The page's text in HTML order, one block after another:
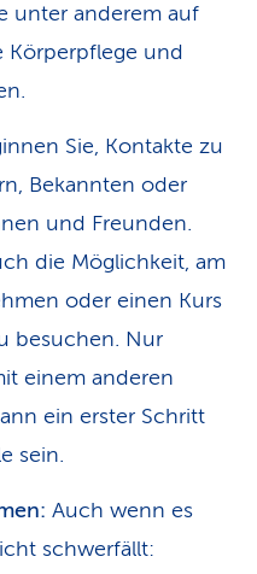
unter anderem auf
Körperpflege und
Sie, Kontakte zu
Bekannten oder
und Freunden.
die Möglichkeit, am
oder einen Kurs
besuchen. Nur
einem anderen
ein erster Schritt
sein.
Auch wenn es
schwerfällt: